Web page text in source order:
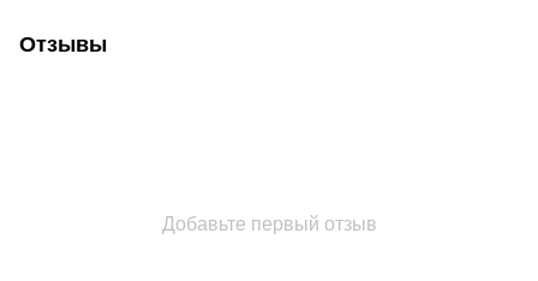
Отзывы
Добавьте первый отзыв